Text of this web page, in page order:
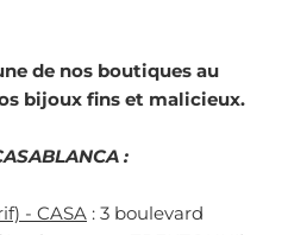
de nos boutiques au
bijoux fins et malicieux.
:
- CASA : 3 boulevard